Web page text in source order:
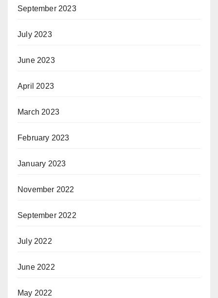
September 2023
July 2023
June 2023
April 2023
March 2023
February 2023
January 2023
November 2022
September 2022
July 2022
June 2022
May 2022